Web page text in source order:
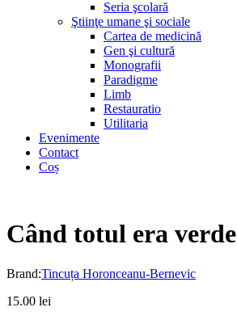
Seria şcolară
Ştiinţe umane şi sociale
Cartea de medicină
Gen şi cultură
Monografii
Paradigme
Limb
Restauratio
Utilitaria
Evenimente
Contact
Coș
Când totul era verde
Brand:Tincuța Horonceanu-Bernevic
15.00 lei